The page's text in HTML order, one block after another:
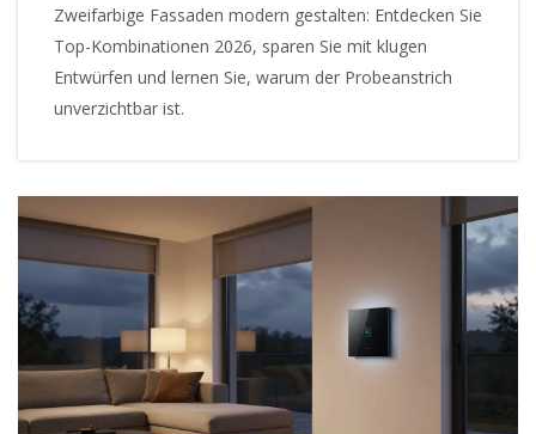
Zweifarbige Fassaden modern gestalten: Entdecken Sie
Top-Kombinationen 2026, sparen Sie mit klugen
Entwürfen und lernen Sie, warum der Probeanstrich
unverzichtbar ist.